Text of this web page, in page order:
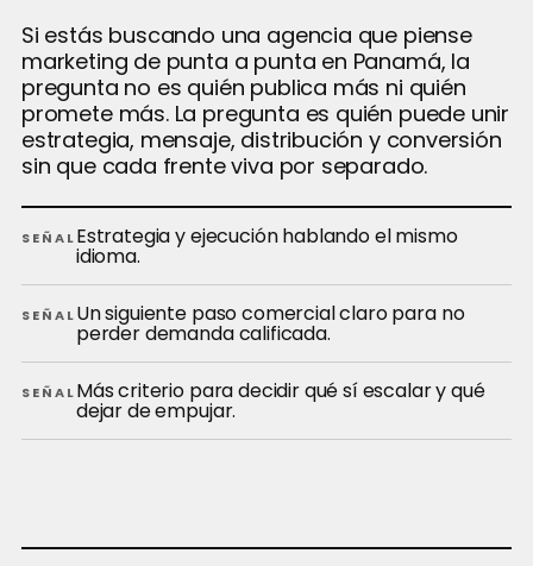
Si estás buscando una agencia que piense
marketing de punta a punta en Panamá, la
pregunta no es quién publica más ni quién
promete más. La pregunta es quién puede unir
estrategia, mensaje, distribución y conversión
sin que cada frente viva por separado.
SEÑALEstrategia y ejecución hablando el mismo
idioma.
SEÑALUn siguiente paso comercial claro para no
perder demanda calificada.
SEÑALMás criterio para decidir qué sí escalar y qué
dejar de empujar.